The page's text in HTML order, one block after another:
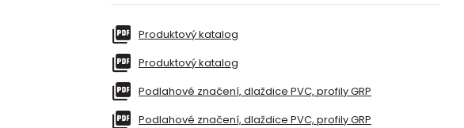
Produktový katalog
Produktový katalog
Podlahové značení, dlaždice PVC, profily GRP
Podlahové značení, dlaždice PVC, profily GRP